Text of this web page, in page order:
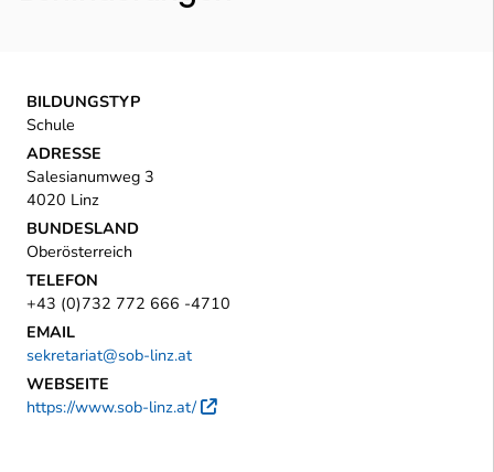
BILDUNGSTYP
Schule
ADRESSE
Salesianumweg 3
4020 Linz
BUNDESLAND
Oberösterreich
TELEFON
+43 (0)732 772 666 -4710
EMAIL
sekretariat@sob-linz.at
WEBSEITE
https://www.sob-linz.at/
Externer Link